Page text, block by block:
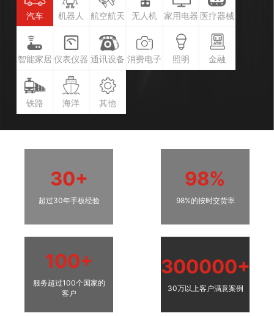
汽车 机器人 航空航天 无人机 家用电器 医疗器械
智能家居 仪表仪器 通讯设备 消费电子 照明 金融
铁路 海洋 其他
30+
超过30年手板经验
98%
98%的按时交货率
100+
服务超过100个国家的
客户
300000+
30万以上客户满意案例